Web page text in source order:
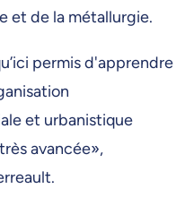
et de la métallurgie.
permis d'apprendre
et urbanistique
avancée»,